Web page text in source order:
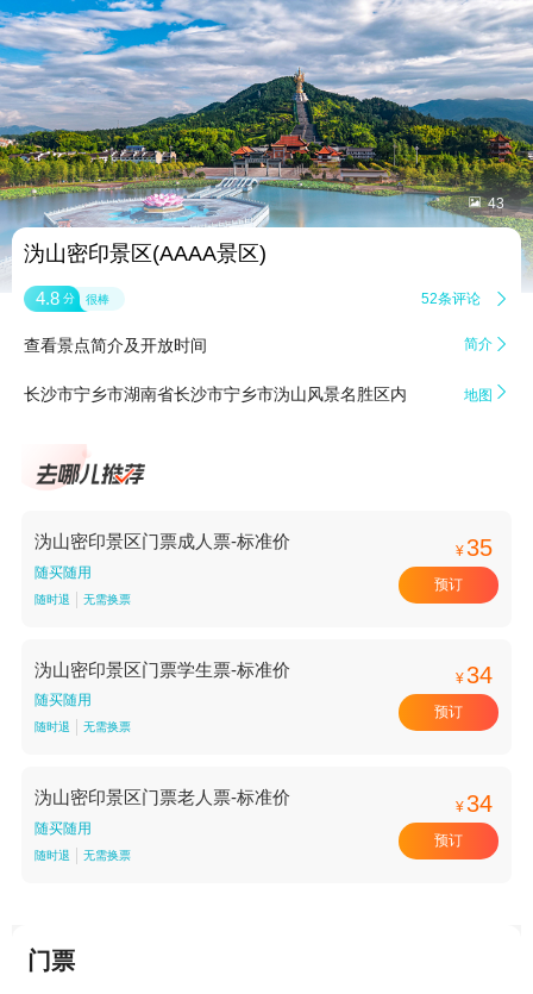
 43
沩山密印景区(AAAA景区)
4.8 分 很棒 52条评论 
查看景点简介及开放时间 简介 
长沙市宁乡市湖南省长沙市宁乡市沩山风景名胜区内 地图 
沩山密印景区门票成人票-标准价
随买随用
随时退 无需换票
¥35
预订
沩山密印景区门票学生票-标准价
随买随用
随时退 无需换票
¥34
预订
沩山密印景区门票老人票-标准价
随买随用
随时退 无需换票
¥34
预订
门票
